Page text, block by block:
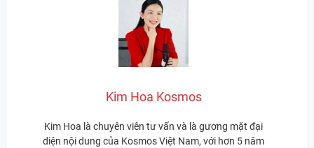
Kim Hoa Kosmos
Kim Hoa là chuyên viên tư vấn và là gương mặt đại
diện nội dung của Kosmos Việt Nam, với hơn 5 năm